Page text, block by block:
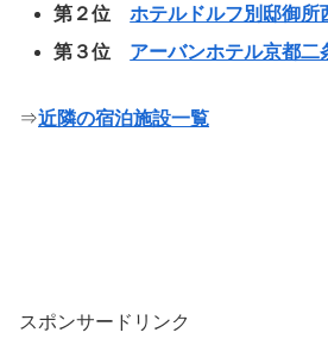
第２位ホテルドルフ別邸御所
第３位 アーバンホテル京都二
⇒近隣の宿泊施設一覧
スポンサードリンク